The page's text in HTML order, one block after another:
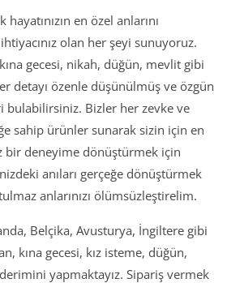
hayatınızın en özel anlarını
olan her şeyi sunuyoruz.
gecesi, nikah, düğün, mevlit gibi
detayı özenle düşünülmüş ve özgün
bulabilirsiniz. Bizler her zevke ve
sahip ürünler sunarak sizin için en
bir deneyime dönüştürmek için
anıları gerçeğe dönüştürmek
anlarınızı ölümsüzleştirelim.
Belçika, Avusturya, İngiltere gibi
kına gecesi, kız isteme, düğün,
yapmaktayız. Sipariş vermek